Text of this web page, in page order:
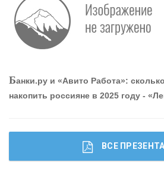
Работа мечты. Что банки
привлечь и удержать
Банки.ру и «Авито Работа»:
накопить россияне в 2025 году -
ВСЕ